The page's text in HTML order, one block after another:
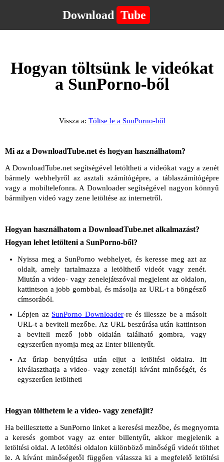
Download Tube
Hogyan töltsünk le videókat
a SunPorno-ből
Vissza a: Töltse le a SunPorno-ből
Mi az a DownloadTube.net és hogyan használhatom?
A DownloadTube.net segítségével letöltheti a videókat vagy a zenét
bármely webhelyről az asztali számítógépre, a táblaszámítógépre
vagy a mobiltelefonra. A Downloader segítségével nagyon könnyű
bármilyen videó vagy zene letöltése az internetről.
Hogyan használhatom a DownloadTube.net alkalmazást?
Hogyan lehet letölteni a SunPorno-ből?
Nyissa meg a SunPorno webhelyet, és keresse meg azt az
oldalt, amely tartalmazza a letölthető videót vagy zenét.
Miután a video- vagy zenelejátszóval megjelent az oldalon,
kattintson a jobb gombbal, és másolja az URL-t a böngésző
címsorából.
Lépjen az SunPorno Downloader-re és illessze be a másolt
URL-t a beviteli mezőbe. Az URL beszúrása után kattintson
a beviteli mező jobb oldalán található gombra, vagy
egyszerűen nyomja meg az Enter billentyűt.
Az űrlap benyújtása után eljut a letöltési oldalra. Itt
kiválaszthatja a video- vagy zenefájl kívánt minőségét, és
egyszerűen letöltheti
Hogyan tölthetem le a video- vagy zenefájlt?
Ha beillesztette a SunPorno linket a keresési mezőbe, és megnyomta
a keresés gombot vagy az enter billentyűt, akkor megjelenik a
letöltési oldal. A letöltési oldalon különböző minőségű videót tölthet
le. A kívánt minőségetől függően válassza ki a megfelelő letöltési